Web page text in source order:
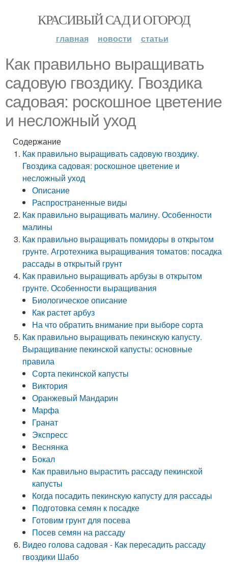
КРАСИВЫЙ САД И ОГОРОД
главная новости статьи
Как правильно выращивать
садовую гвоздику. Гвоздика
садовая: роскошное цветение
и несложный уход
Содержание
Как правильно выращивать садовую гвоздику.
Гвоздика садовая: роскошное цветение и
несложный уход
Описание
Распространенные виды
Как правильно выращивать малину. Особенности
малины
Как правильно выращивать помидоры в открытом
грунте. Агротехника выращивания томатов: посадка
рассады в открытый грунт
Как правильно выращивать арбузы в открытом
грунте. Особенности выращивания
Биологическое описание
Как растет арбуз
На что обратить внимание при выборе сорта
Как правильно выращивать пекинскую капусту.
Выращивание пекинской капусты: основные
правила
Сорта пекинской капусты
Виктория
Оранжевый Мандарин
Марфа
Гранат
Экспресс
Веснянка
Бокал
Как правильно вырастить рассаду пекинской
капусты
Когда посадить пекинскую капусту для рассады
Подготовка семян к посадке
Готовим грунт для посева
Посев семян на рассаду
Видео голова садовая - Как пересадить рассаду
гвоздики Шабо